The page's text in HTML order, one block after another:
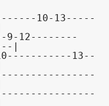
10-13-----
9-12--------
|
13--